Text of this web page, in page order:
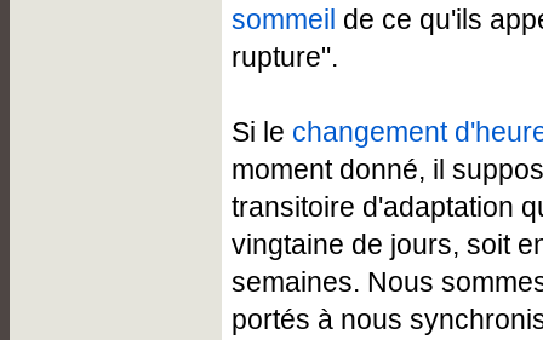
sommeil de ce qu'ils
rupture".
Si le changement
moment donné, il
transitoire d'adaptation
vingtaine de jours, soit
semaines. Nous
portés à nous